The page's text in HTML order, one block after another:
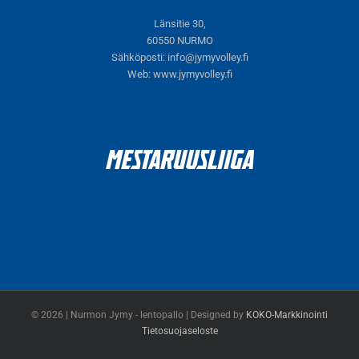
Länsitie 30,
60550 NURMO
Sähköposti: info@jymyvolley.fi
Web: www.jymyvolley.fi
© 2026 | Nurmon Jymy - lentopallo | Designed by KOKO-Markkinointi
Tietosuojaseloste